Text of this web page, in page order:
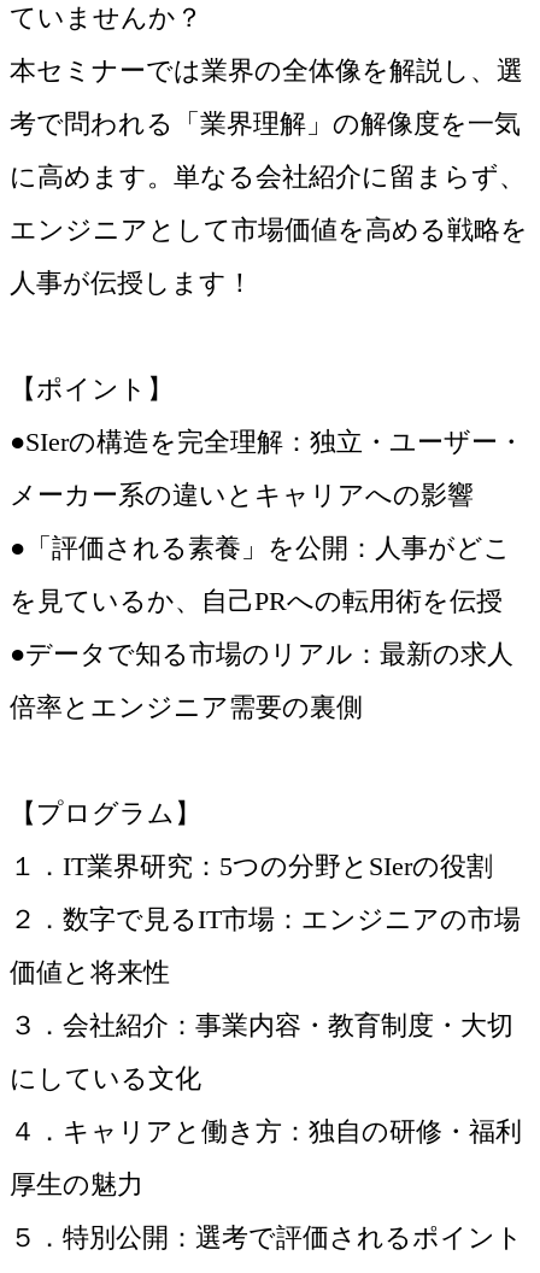
ていませんか？
本セミナーでは業界の全体像を解説し、選
考で問われる「業界理解」の解像度を一気
に高めます。単なる会社紹介に留まらず、
エンジニアとして市場価値を高める戦略を
人事が伝授します！
【ポイント】
●SIerの構造を完全理解：独立・ユーザー・
メーカー系の違いとキャリアへの影響
●「評価される素養」を公開：人事がどこ
を見ているか、自己PRへの転用術を伝授
●データで知る市場のリアル：最新の求人
倍率とエンジニア需要の裏側
【プログラム】
１．IT業界研究：5つの分野とSIerの役割
２．数字で見るIT市場：エンジニアの市場
価値と将来性
３．会社紹介：事業内容・教育制度・大切
にしている文化
４．キャリアと働き方：独自の研修・福利
厚生の魅力
５．特別公開：選考で評価されるポイント